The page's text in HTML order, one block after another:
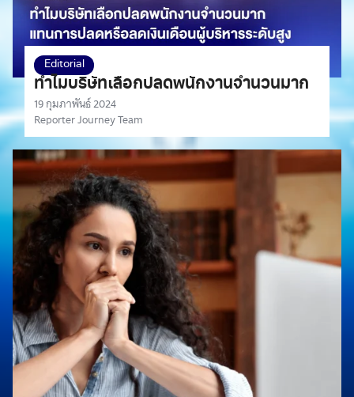
Editorial
ทำไมบริษัทเลือกปลดพนักงานจำนวนมาก
19 กุมภาพันธ์ 2024
Reporter Journey Team